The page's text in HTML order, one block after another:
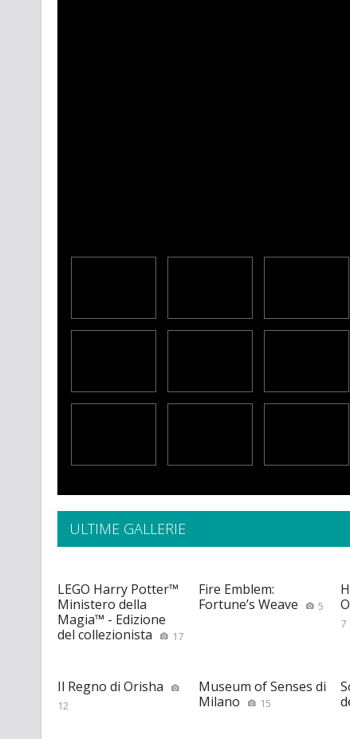
ULTIME GALLERIE
LEGO Harry Potter™
Ministero della
Magia™ - Edizione
del collezionista
17
Fire Emblem:
Fortune’s Weave
5
7
Il Regno di Orisha
12
Museum of Senses di
Milano
15